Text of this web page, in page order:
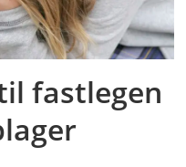
fastlegen